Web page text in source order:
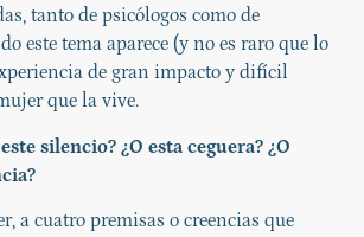
tanto de psicólogos como de
este tema aparece (y no es raro que lo
de gran impacto y difícil
que la vive.
silencio? ¿O esta ceguera? ¿O
a cuatro premisas o creencias que